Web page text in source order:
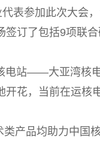
表参加此次大会
订了包括9项联
电站——大亚湾核
花，当前在运核
产品均助力中国